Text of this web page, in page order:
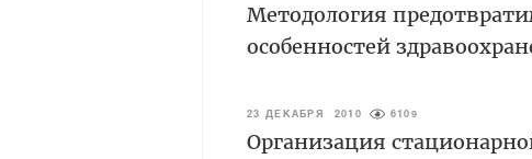
Методология
особенностей
23 ДЕКАБРЯ 2010 6109
Организация